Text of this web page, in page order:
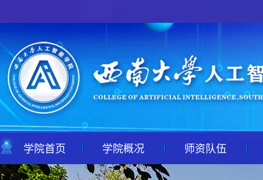
学院首页 学院概况 师资队伍